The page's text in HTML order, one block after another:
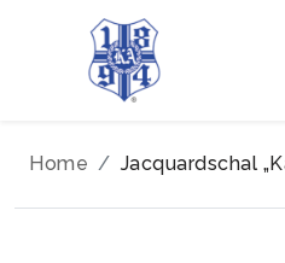
Home Jacquardschal